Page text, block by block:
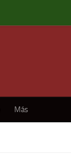
Más